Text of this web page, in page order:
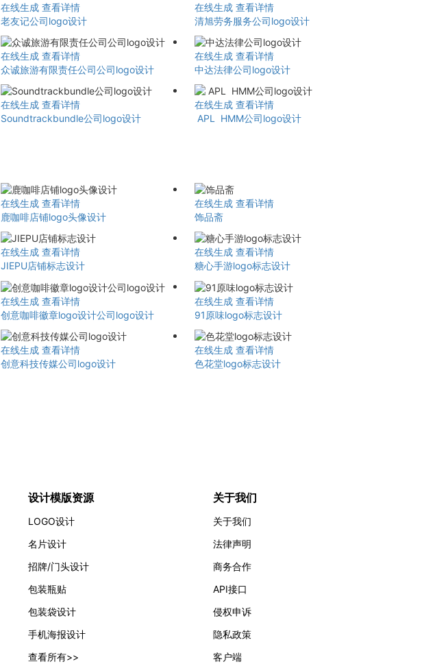
在线生成 查看详情
老友记公司logo设计
在线生成 查看详情
清旭劳务服务公司logo设计
在线生成 查看详情
众诚旅游有限责任公司公司logo设计
在线生成 查看详情
中达法律公司logo设计
在线生成 查看详情
Soundtrackbundle公司logo设计
在线生成 查看详情
APL HMM公司logo设计
在线生成 查看详情
鹿咖啡店铺logo头像设计
在线生成 查看详情
饰品斋
在线生成 查看详情
JIEPU店铺标志设计
在线生成 查看详情
糖心手游logo标志设计
在线生成 查看详情
创意咖啡徽章logo设计公司logo设计
在线生成 查看详情
91原味logo标志设计
在线生成 查看详情
创意科技传媒公司logo设计
在线生成 查看详情
色花堂logo标志设计
设计模版资源
LOGO设计
名片设计
招牌/门头设计
包装瓶贴
包装袋设计
手机海报设计
查看所有>>
关于我们
关于我们
法律声明
商务合作
API接口
侵权申诉
隐私政策
客户端